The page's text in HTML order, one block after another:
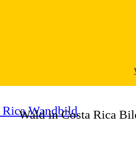
Wald in Costa Rica